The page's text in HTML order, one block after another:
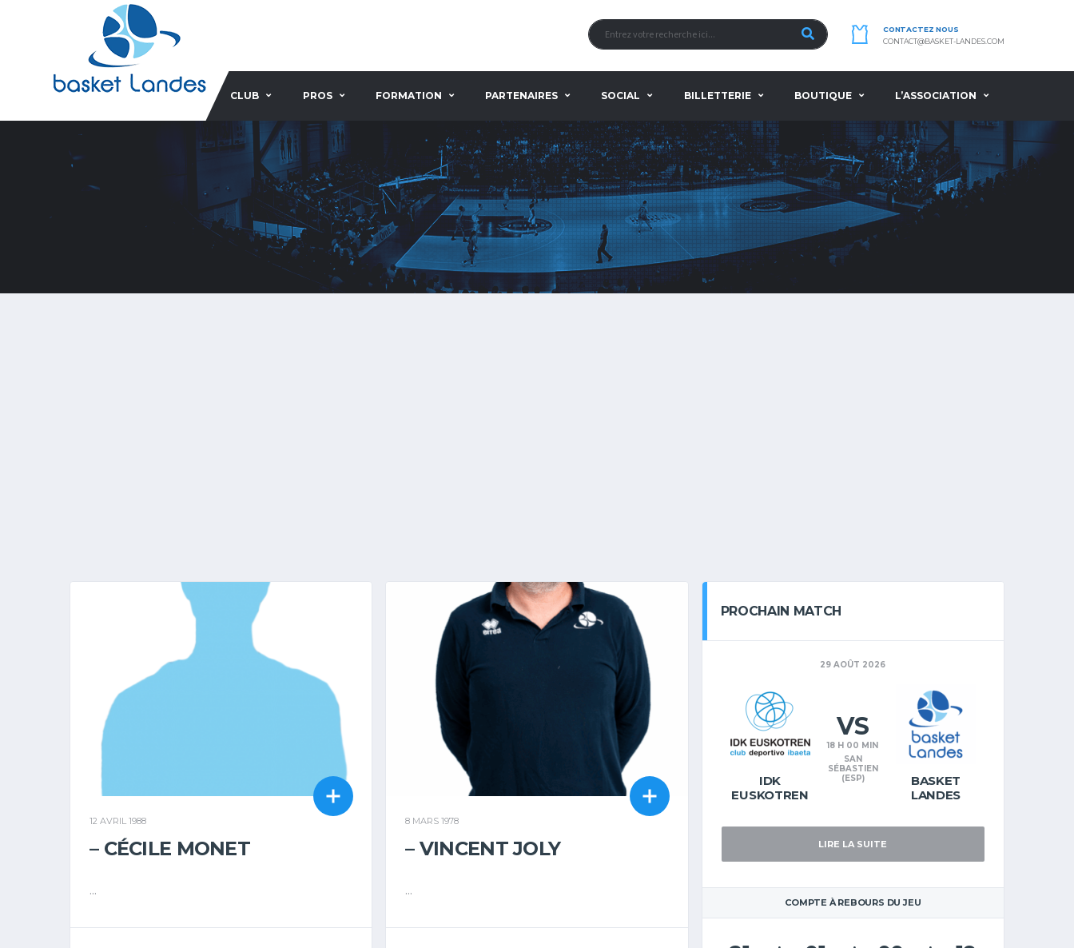
CONTACTEZ NOUS
CONTACT@BASKET-LANDES.COM
CLUB PROS FORMATION PARTENAIRES SOCIAL BILLETTERIE BOUTIQUE L’ASSOCIATION
12 AVRIL 1988
– CÉCILE MONET
...
8 MARS 1978
– VINCENT JOLY
...
PROCHAIN MATCH
29 AOÛT 2026
IDK
EUSKOTREN
BASKET
LANDES
VS
18 H 00 MIN
SAN
SÉBASTIEN
(ESP)
LIRE LA SUITE
COMPTE À REBOURS DU JEU